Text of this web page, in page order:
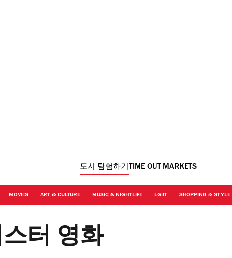
도시 탐험하기 TIME OUT MARKETS
MOVIES ART & CULTURE MUSIC & NIGHTLIFE LGBT SHOPPING & STYLE
터 영화